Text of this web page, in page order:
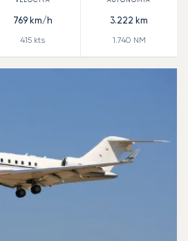
769km/h
415 kts
3.222 km
1.740 NM